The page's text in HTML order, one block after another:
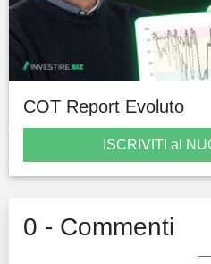
COT Report Evoluto
ISCRIVITI al
0 - Commenti